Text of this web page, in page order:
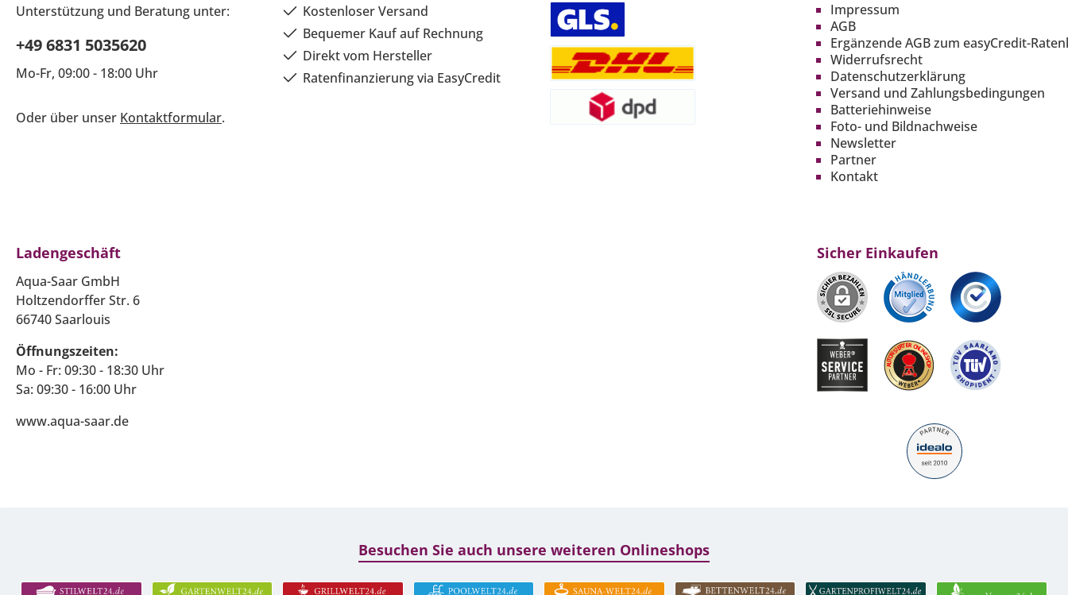
Unterstützung und Beratung unter:
+49 6831 5035620
Mo-Fr, 09:00 - 18:00 Uhr
Oder über unser Kontaktformular.
Kostenloser Versand
Bequemer Kauf auf Rechnung
Direkt vom Hersteller
Ratenfinanzierung via EasyCredit
Impressum
AGB
Ergänzende AGB zum easyCredit-
Widerrufsrecht
Datenschutzerklärung
Versand und Zahlungsbedingungen
Batteriehinweise
Foto- und Bildnachweise
Newsletter
Partner
Kontakt
Ladengeschäft
Aqua-Saar GmbH
Holtzendorffer Str. 6
66740 Saarlouis
Öffnungszeiten:
Mo - Fr: 09:30 - 18:30 Uhr
Sa: 09:30 - 16:00 Uhr
www.aqua-saar.de
Sicher Einkaufen
Besuchen Sie auch unsere weiteren Onlineshops